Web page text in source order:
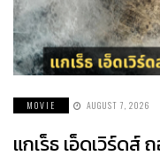
MOVIE AUGUST 7, 2026
แกเร็ธ เอ็ดเวิร์ด